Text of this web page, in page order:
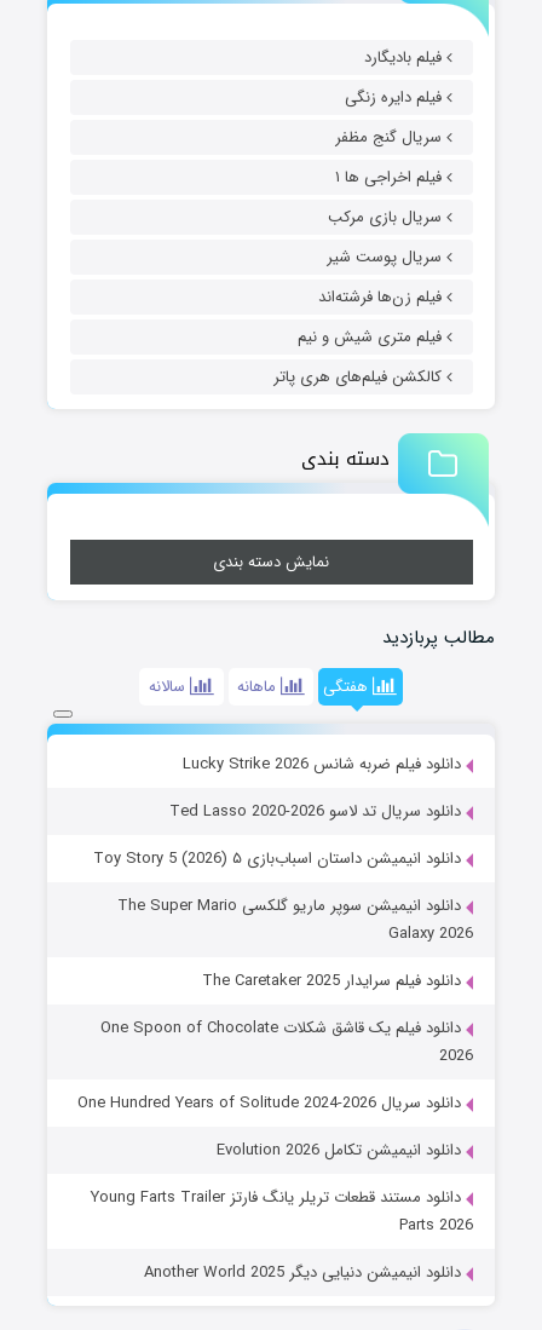
فیلم بادیگارد
فیلم دایره زنگی
سریال گنج مظفر
فیلم اخراجی ها ۱
سریال بازی مرکب
سریال پوست شیر
فیلم زن‌ها فرشته‌اند
فیلم متری شیش و نیم
کالکشن فیلم‌های هری پاتر
دسته بندی
نمایش دسته بندی
مطالب پربازدید
هفتگی ماهانه سالانه
دانلود فیلم ضربه شانس Lucky Strike 2026
دانلود سریال تد لاسو Ted Lasso 2020-2026
دانلود انیمیشن داستان اسباب‌بازی ۵ Toy Story 5 (2026)
دانلود انیمیشن سوپر ماریو گلکسی The Super Mario
Galaxy 2026
دانلود فیلم سرایدار The Caretaker 2025
دانلود فیلم یک قاشق شکلات One Spoon of Chocolate
2026
دانلود سریال One Hundred Years of Solitude 2024-2026
دانلود انیمیشن تکامل Evolution 2026
دانلود مستند قطعات تریلر یانگ فارتز Young Farts Trailer
Parts 2026
دانلود انیمیشن دنیایی دیگر Another World 2025